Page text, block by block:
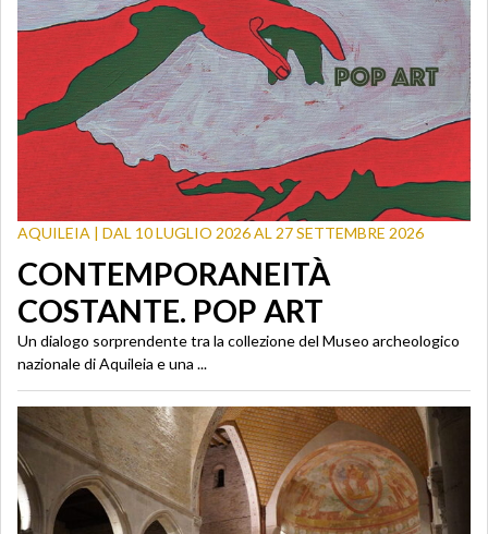
AQUILEIA | DAL 10 LUGLIO 2026 AL 27 SETTEMBRE 2026
CONTEMPORANEITÀ
COSTANTE. POP ART
Un dialogo sorprendente tra la collezione del Museo archeologico
nazionale di Aquileia e una ...